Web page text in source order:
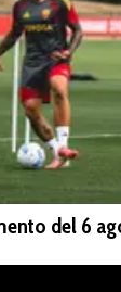
del 6